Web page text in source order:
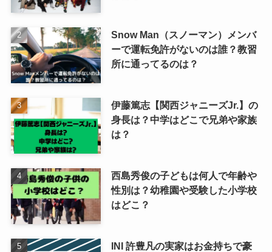
Snow Man（スノーマン）メンバ
ーで運転免許がないのは誰？教習
所に通ってるのは？
伊藤篤志【関西ジャニーズJr.】の
身長は？中学はどこで兄弟や家族
は？
西島秀俊の子どもは何人で年齢や
性別は？幼稚園や受験した小学校
はどこ？
INI 許豊凡の実家はお金持ちで豪